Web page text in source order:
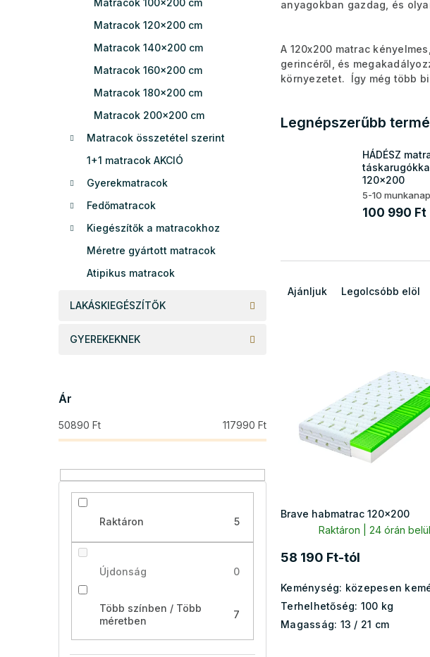
Matracok 100x200 cm
Matracok 120x200 cm
Matracok 140x200 cm
Matracok 160x200 cm
Matracok 180x200 cm
Matracok 200x200 cm
Matracok összetétel szerint
1+1 matracok AKCIÓ
Gyerekmatracok
Fedőmatracok
Kiegészítők a matracokhoz
Méretre gyártott matracok
Atipikus matracok
LAKÁSKIEGÉSZÍTŐK
GYEREKEKNEK
Ár
50890 Ft 117990 Ft
Raktáron 5
Újdonság 0
Több színben / Több
méretben
7
anyagokban gazdag, és
A 120x200 matrac
gerincéről, és
környezetet. Így még több
Legnépszerűbb
HÁDÉSZ
120x200
5-10
100 990 Ft
e
s
e
Ajánljuk Legolcsóbb elöl
t
á
a
Brave habmatrac 120x200
Raktáron | 24 órán
58 190 Ft-tól
Keménység: közepesen
Terhelhetőség: 100 kg
Magasság: 13 / 21 cm